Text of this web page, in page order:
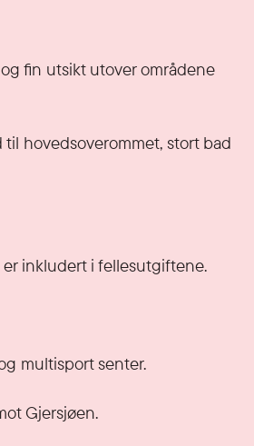
fin utsikt utover områdene
hovedsoverommet, stort bad
inkludert i fellesutgiftene.
multisport senter.
Gjersjøen.